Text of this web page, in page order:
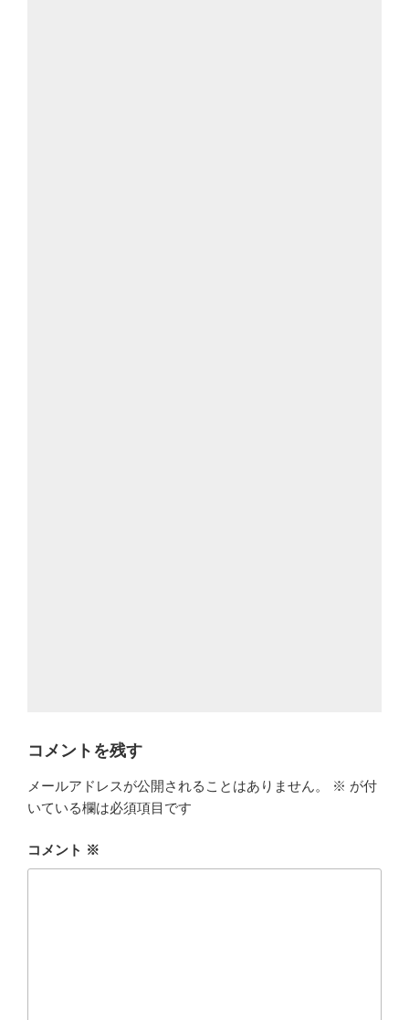
コメントを残す
メールアドレスが公開されることはありません。 ※ が付
いている欄は必須項目です
コメント ※